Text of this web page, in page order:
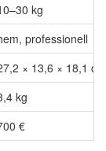
kg
professionell
× 13,6 × 18,1 cm
kg
€